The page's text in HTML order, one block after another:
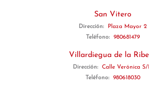
San Vitero
Dirección:
Plaza Mayor 2
Teléfono:
980681479
Villardiegua de la
Dirección:
Calle Verónica S/
Teléfono:
980618030